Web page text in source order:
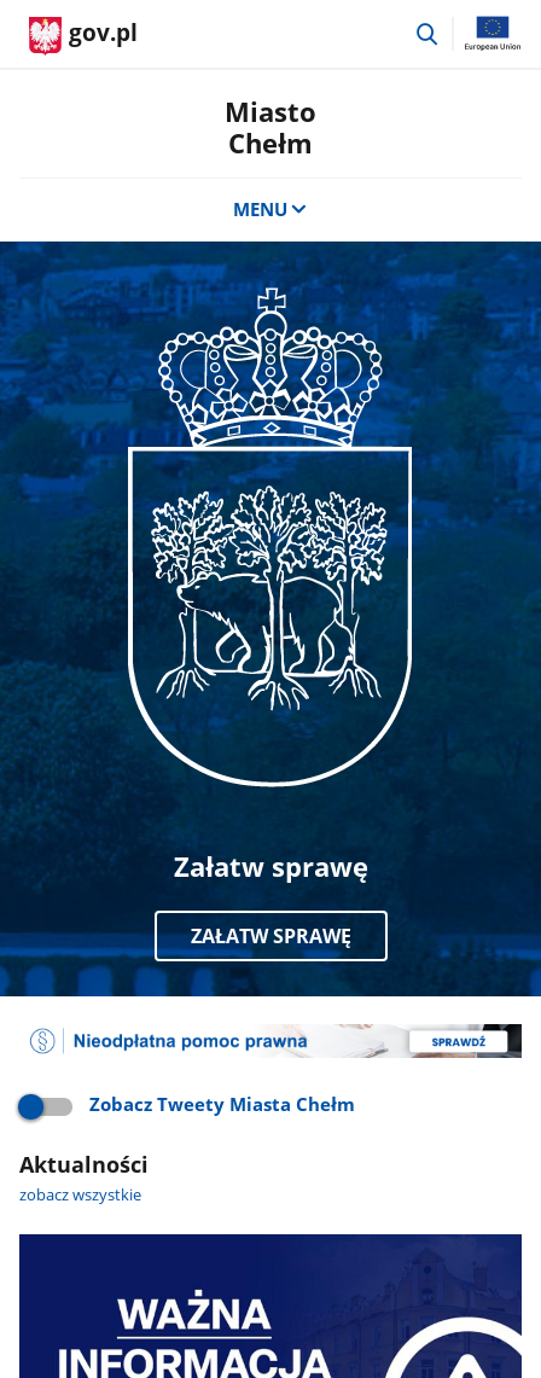
gov.pl
przejdź
Miasto
Chełm
MENU
Załatw sprawę
ZAŁATW SPRAWĘ
Zobacz Tweety Miasta Chełm
Aktualności
zobacz wszystkie